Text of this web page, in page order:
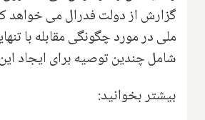
گزارش از دولت فدرال می خواهد
ملی در مورد چگونگی مقابله با
شامل چندین توصیه برای ایجاد
بیشتر بخوانید: